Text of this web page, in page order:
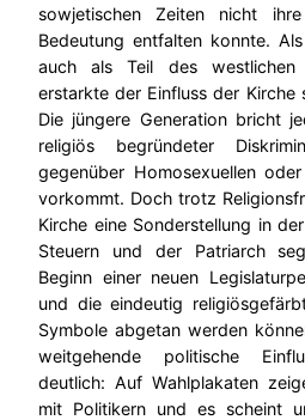
sowjetischen Zeiten nicht
Bedeutung entfalten konnte.
auch als Teil des westlichen
erstarkte der Einfluss der Kirche
Die jüngere Generation bricht
religiös begründeter
gegenüber Homosexuellen
vorkommt. Doch trotz
Kirche eine Sonderstellung in
Steuern und der Patriarch
Beginn einer neuen
und die eindeutig
Symbole abgetan werden
weitgehende politische
deutlich: Auf Wahlplakaten
mit Politikern und es scheint